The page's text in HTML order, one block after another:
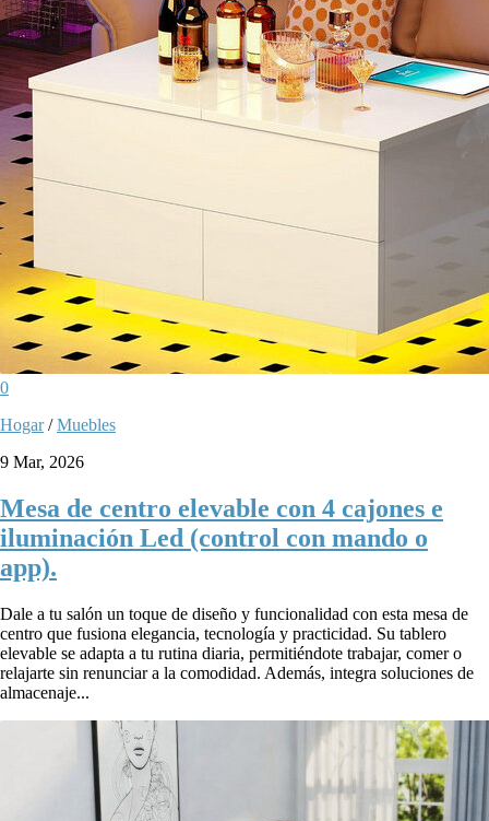
0
Hogar/Muebles
9 Mar, 2026
Mesa de centro elevable con 4 cajones e
iluminación Led (control con mando o
app).
Dale a tu salón un toque de diseño y funcionalidad con esta mesa de
centro que fusiona elegancia, tecnología y practicidad. Su tablero
elevable se adapta a tu rutina diaria, permitiéndote trabajar, comer o
relajarte sin renunciar a la comodidad. Además, integra soluciones de
almacenaje...